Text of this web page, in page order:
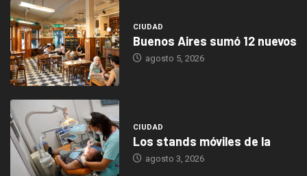
CIUDAD
Buenos Aires sumó 12 nuevos
agosto 5, 2026
CIUDAD
Los stands móviles de la
agosto 3, 2026